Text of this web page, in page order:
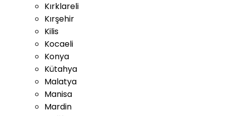
Kırklareli
Kırşehir
Kilis
Kocaeli
Konya
Kütahya
Malatya
Manisa
Mardin